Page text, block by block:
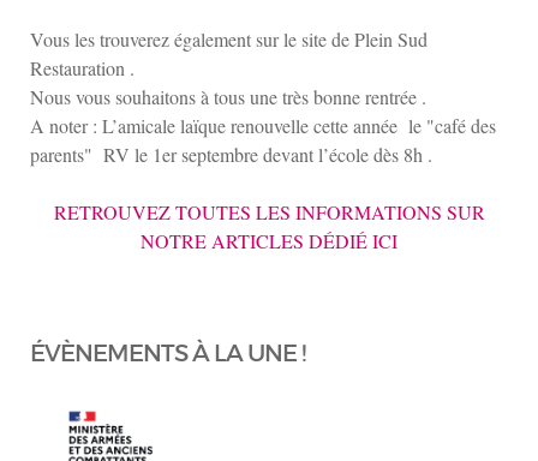
Vous les trouverez également sur le site de Plein Sud
Restauration .
Nous vous souhaitons à tous une très bonne rentrée .
A noter : L’amicale laïque renouvelle cette année le "café des
parents" RV le 1er septembre devant l’école dès 8h .
RETROUVEZ TOUTES LES INFORMATIONS SUR
NOTRE ARTICLES DÉDIÉ ICI
ÉVÈNEMENTS À LA UNE !